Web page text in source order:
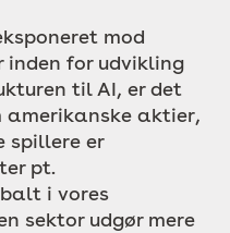
mod
inden for udvikling
til AI, er det
amerikanske aktier,
spillere er
pt.
i vores
sektor udgør mere